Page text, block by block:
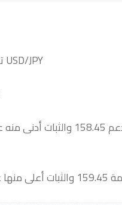
‏USD/JPY تداول يومي: الاتجاه العام صاعد
نحو الدعم التالية
التالية